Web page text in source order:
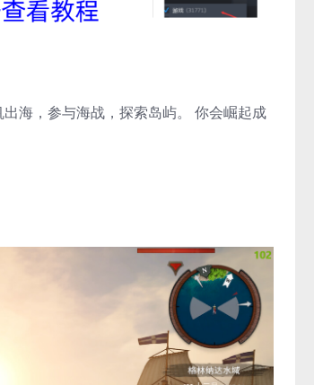
海，参与海战，探索岛屿。 你会崛起成